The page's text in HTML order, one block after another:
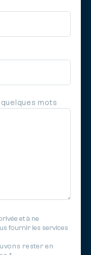
mots
et à ne
fournir les services
rester en